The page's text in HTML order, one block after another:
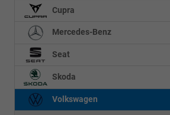
Cupra
Mercedes-Benz
Seat
Skoda
Volkswagen